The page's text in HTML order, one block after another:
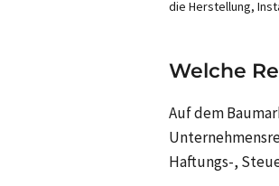
die Herstellung,
Welche
Auf dem
Haftungs-,